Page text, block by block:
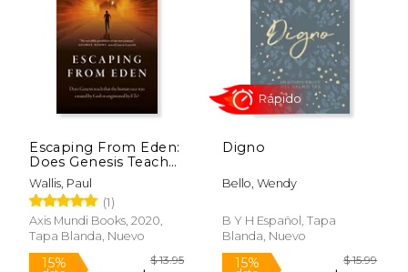
dcto. $ 33.99
15%
dcto. $
Escaping From Eden:
Does Genesis Teach
That the Human Race
was Created by god
or Engineered by
Ets? (en Inglés)
Wallis, Paul
(1)
Axis Mundi Books, 2020,
Tapa Blanda, Nuevo
Digno
Bello, Wendy
B Y H Español, Tapa
Blanda, Nuevo